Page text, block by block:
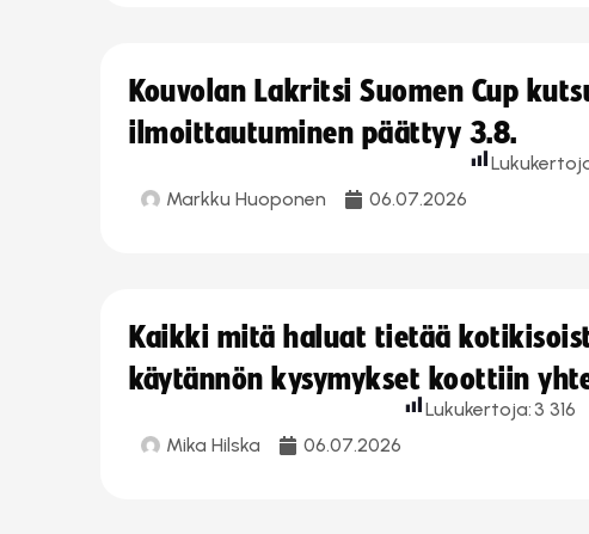
Kouvolan Lakritsi Suomen Cup
ilmoittautuminen päättyy 3.8.
Markku Huoponen 06.07.2026
Kaikki mitä haluat tietää
käytännön kysymykset koottiin
Mika Hilska 06.07.2026
Lukukertoja: 3 316